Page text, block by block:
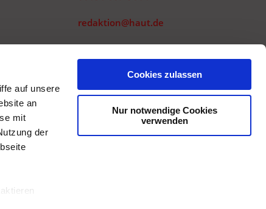
auf unsere
an
mit
der
Cookies zulassen
Nur notwendige Cookies
verwenden
redaktion@haut.de
Landwehrstraße 54